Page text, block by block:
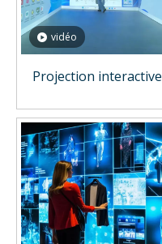
vidéo
Projection interactive